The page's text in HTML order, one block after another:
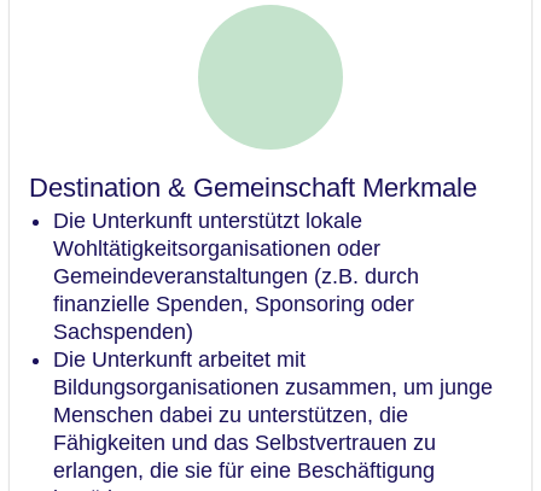
Destination & Gemeinschaft Merkmale
Die Unterkunft unterstützt lokale
Wohltätigkeitsorganisationen oder
Gemeindeveranstaltungen (z.B. durch
finanzielle Spenden, Sponsoring oder
Sachspenden)
Die Unterkunft arbeitet mit
Bildungsorganisationen zusammen, um junge
Menschen dabei zu unterstützen, die
Fähigkeiten und das Selbstvertrauen zu
erlangen, die sie für eine Beschäftigung